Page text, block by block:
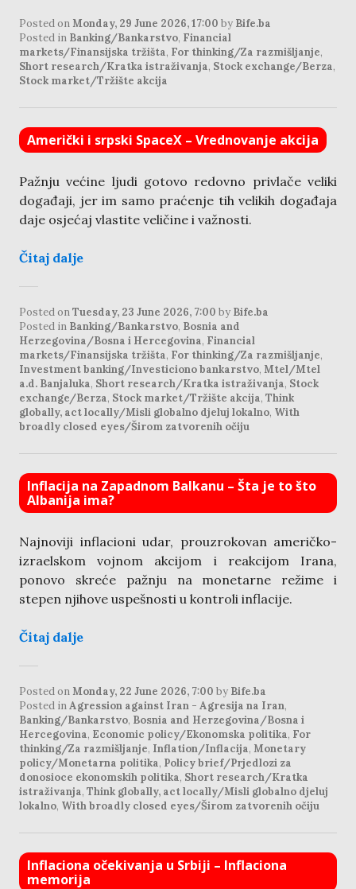
Posted on Monday, 29 June 2026, 17:00 by Bife.ba
Posted in Banking/Bankarstvo, Financial
markets/Finansijska tržišta, For thinking/Za razmišljanje,
Short research/Kratka istraživanja, Stock exchange/Berza,
Stock market/Tržište akcija
Američki i srpski SpaceX – Vrednovanje akcija
Pažnju većine ljudi gotovo redovno privlače veliki
događaji, jer im samo praćenje tih velikih događaja
daje osjećaj vlastite veličine i važnosti.
Čitaj dalje
Posted onTuesday, 23 June 2026, 7:00 by Bife.ba
Posted in Banking/Bankarstvo, Bosnia and
Herzegovina/Bosna i Hercegovina, Financial
markets/Finansijska tržišta, For thinking/Za razmišljanje,
Investment banking/Investiciono bankarstvo, Mtel/Mtel
a.d. Banjaluka, Short research/Kratka istraživanja, Stock
exchange/Berza, Stock market/Tržište akcija, Think
globally, act locally/Misli globalno djeluj lokalno, With
broadly closed eyes/Širom zatvorenih očiju
Inflacija na Zapadnom Balkanu – Šta je to što
Albanija ima?
Najnoviji inflacioni udar, prouzrokovan američko-
izraelskom vojnom akcijom i reakcijom Irana,
ponovo skreće pažnju na monetarne režime i
stepen njihove uspešnosti u kontroli inflacije.
Čitaj dalje
Posted on Monday, 22 June 2026, 7:00 by Bife.ba
Posted inAgression against Iran - Agresija na Iran,
Banking/Bankarstvo, Bosnia and Herzegovina/Bosna i
Hercegovina, Economic policy/Ekonomska politika, For
thinking/Za razmišljanje, Inflation/Inflacija, Monetary
policy/Monetarna politika, Policy brief/Prjedlozi za
donosioce ekonomskih politika, Short research/Kratka
istraživanja, Think globally, act locally/Misli globalno djeluj
lokalno, With broadly closed eyes/Širom zatvorenih očiju
Inflaciona očekivanja u Srbiji – Inflaciona
memorija